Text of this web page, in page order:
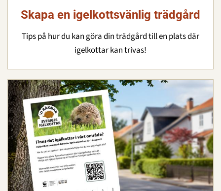
Skapa en igelkottsvänlig trädgård
Tips på hur du kan göra din trädgård till en plats där
igelkottar kan trivas!